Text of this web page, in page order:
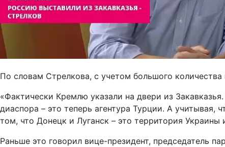
По словам Стрелкова, с учетом большого
«Фактически Кремлю указали на двери из
диаспора – это теперь агентура Турции. А
том, что Донецк и Луганск – это территория
Раньше это говорил вице-президент, председатель